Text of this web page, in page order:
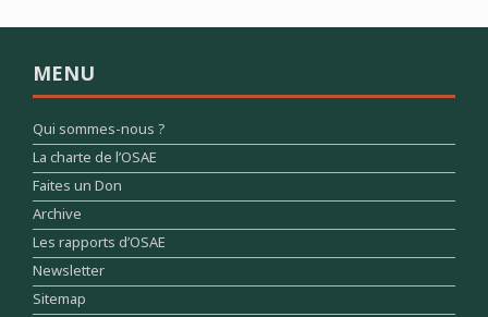
MENU
Qui sommes-nous ?
La charte de l’OSAE
Faites un Don
Archive
Les rapports d’OSAE
Newsletter
Sitemap